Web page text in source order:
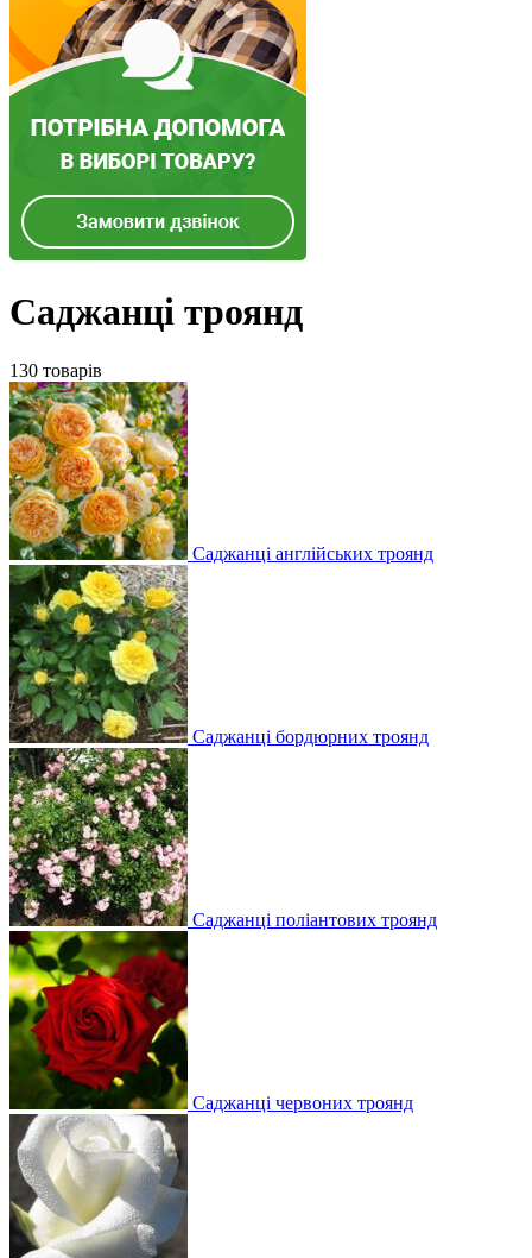
Саджанці троянд
130 товарів
Саджанці англійських троянд
Саджанці бордюрних троянд
Саджанці поліантових троянд
Саджанці червоних троянд